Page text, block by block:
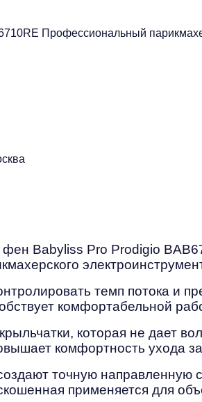
Babyliss Pro Prodigio
темп потока и
комфортабельной
которая не дает
комфортность ухода
точную направленную
применяется для